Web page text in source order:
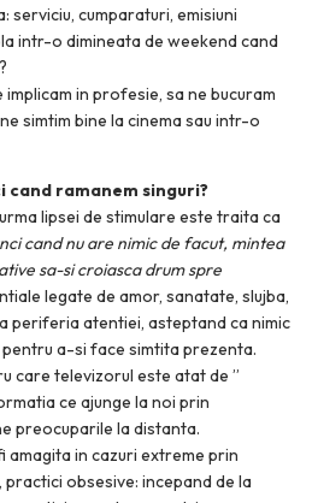
serviciu, cumparaturi, emisiuni
intr-o dimineata de weekend cand
in profesie, sa ne bucuram
simtim bine la cinema sau intr-o
cand ramanem singuri?
lipsei de stimulare este traita ca
cand nu are nimic de facut, mintea
sa-si croiasca drum spre
legate de amor, sanatate, slujba,
periferia atentiei, asteptand ca nimic
a-si face simtita prezenta.
care televizorul este atat de ”
ce ajunge la noi prin
preocuparile la distanta.
in cazuri extreme prin
obsesive: incepand de la